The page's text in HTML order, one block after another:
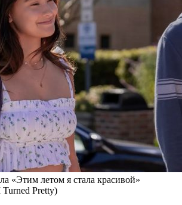
«Этим летом я стала красивой»
Pretty)